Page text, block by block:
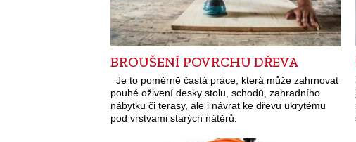
BROUŠENÍ POVRCHU DŘEVA
Je to poměrně častá práce, která může zahrnovat
pouhé oživení desky stolu, schodů, zahradního
nábytku či terasy, ale i návrat ke dřevu ukrytému
pod vrstvami starých nátěrů.